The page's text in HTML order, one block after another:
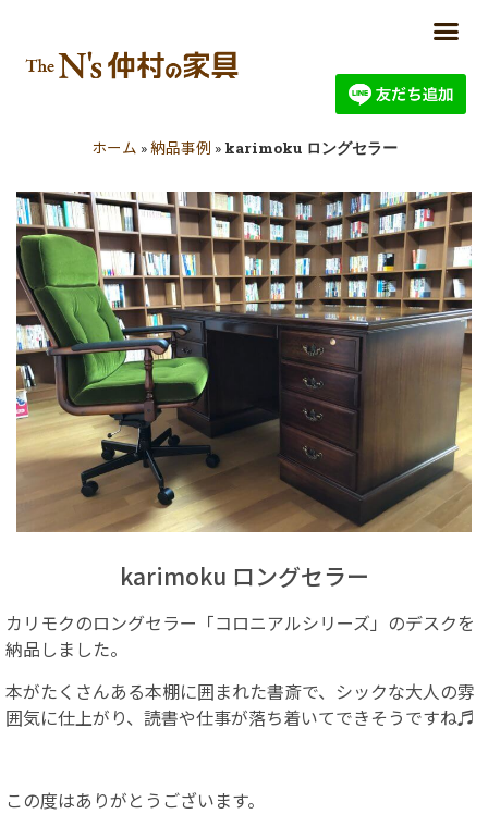
ホーム »納品事例 » karimoku ロングセラー
karimoku ロングセラー
カリモクのロングセラー「コロニアルシリーズ」のデスクを
納品しました。
本がたくさんある本棚に囲まれた書斎で、シックな大人の雰
囲気に仕上がり、読書や仕事が落ち着いてできそうですね♬
この度はありがとうございます。